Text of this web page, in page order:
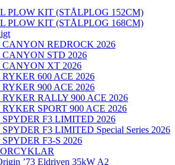
PLOW KIT (STÅLPLOG 152CM)
PLOW KIT (STÅLPLOG 168CM)
REDROCK 2026
STD 2026
XT 2026
600 ACE 2026
900 ACE 2026
RALLY 900 ACE 2026
SPORT 900 ACE 2026
F3 LIMITED 2026
F3 LIMITED Special Series 2026
F3-S 2026
’73 Eldriven 35kW A2